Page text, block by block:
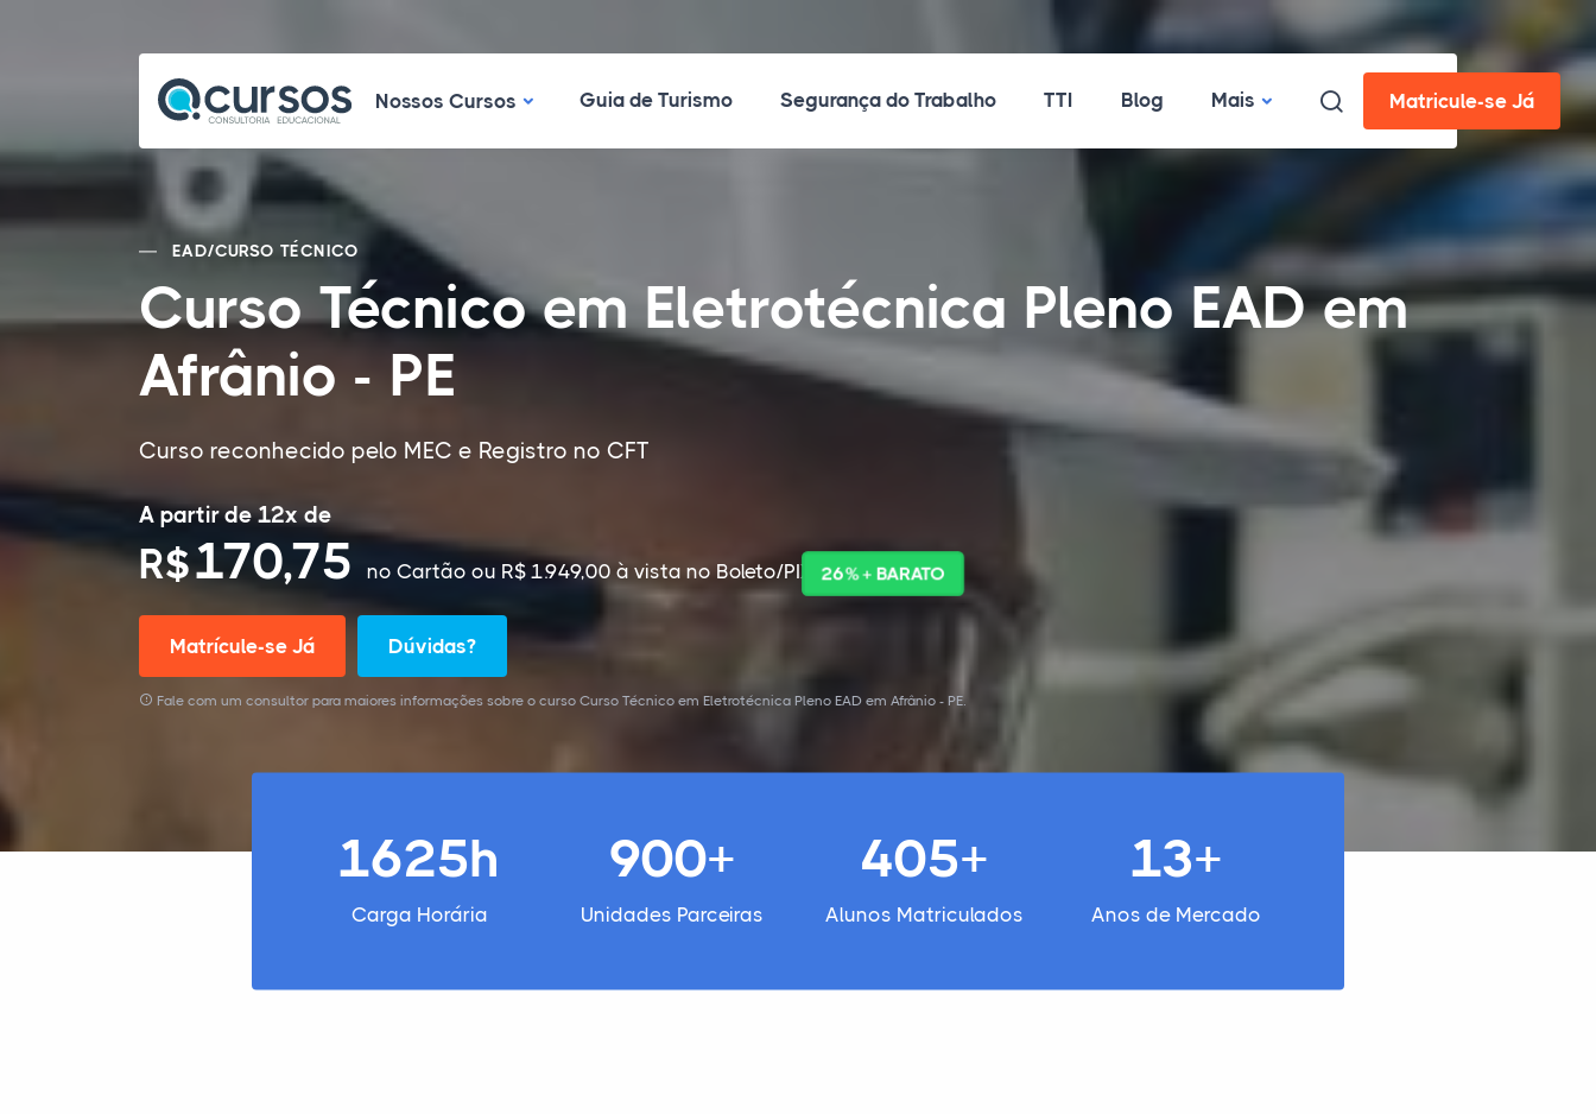
Nossos CursosNossos Cursos
Guia de Turismo Segurança do Trabalho TTI Blog Mais Matricule-se Já
EAD/CURSO TÉCNICO
Curso Técnico em Eletrotécnica Pleno EAD em
Afrânio - PE
Curso reconhecido pelo MEC e Registro no CFT
A partir de 12x de
R$170,75 no Cartão ou R$ 1.949,00 à vista no Boleto/PIX 26% + BARATO
Matrícule-se Já Dúvidas?
Fale com um consultor para maiores informações sobre o curso Curso Técnico em Eletrotécnica Pleno EAD em Afrânio - PE.
1625h
Carga Horária
900+
Unidades Parceiras
405+
Alunos Matriculados
13+
Anos de Mercado